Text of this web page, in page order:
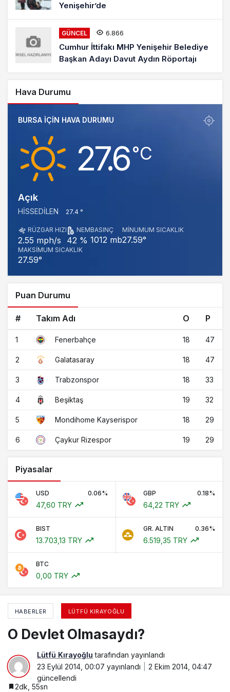
Yenişehir’de
GÜNCEL 6.866
Cumhur İttifakı MHP Yenişehir Belediye
Başkan Adayı Davut Aydın Röportajı
Hava Durumu
BURSA IÇIN HAVA DURUMU
27.6‎°C
Açık
HISSEDILEN 27.4 °
RÜZGAR HIZI
2.55 mph/s
NEM
42 %
BASINÇ
1012 mb
MINUMUM SICAKLIK
27.59°
MAKSIMUM SICAKLIK
27.59°
Puan Durumu
# Takım Adı O P
1 Fenerbahçe 18 47
2 Galatasaray 18 47
3 Trabzonspor 18 33
4 Beşiktaş 19 32
5 Mondihome Kayserispor 18 29
6 Çaykur Rizespor 19 29
Piyasalar
USD 0.06%
47,60 TRY
GBP 0.18%
64,22 TRY
BIST
13.703,13 TRY
GR. ALTIN 0.36%
6.519,35 TRY
BTC
0,00 TRY
HABERLER LÜTFÜ KIRAYOĞLU
O Devlet Olmasaydı?
Lütfü Kırayoğlu tarafından yayınlandı
23 Eylül 2014, 00:07 yayınlandı
2 Ekim 2014, 04:47
güncellendi
2dk, 55sn